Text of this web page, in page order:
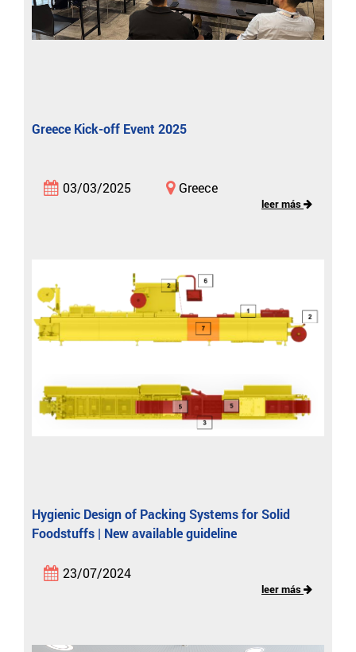
Greece Kick-off Event 2025
03/03/2025 Greece
leer más
Hygienic Design of Packing Systems for Solid
Foodstuffs | New available guideline
23/07/2024
leer más